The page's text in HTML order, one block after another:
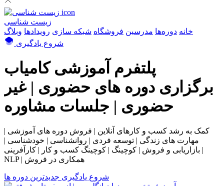
زیست شناسی
خانه دوره‌ها مدرسین فروشگاه شبکه سازی رویداد‌ها وبلاگ
شروع یادگیری
پلتفرم آموزشی کامیاب
برگزاری دوره های حضوری | غیر
حضوری | جلسات مشاوره
کمک به رشد کسب و کارهای آنلاین | فروش دوره های آموزشی |
مهارت های زندگی | توسعه فردی | روانشناسی | خودشناسی |
بازاریابی و فروش | کوچینگ | کوچینگ کسب و کار | کارآفرینی |
NLP | همکاری در فروش
شروع یادگیری جدیدترین دوره ها